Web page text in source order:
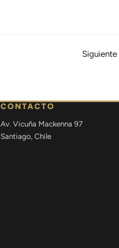
Siguiente
CONTACTO
Av. Vicuña Mackenna 97
Santiago, Chile